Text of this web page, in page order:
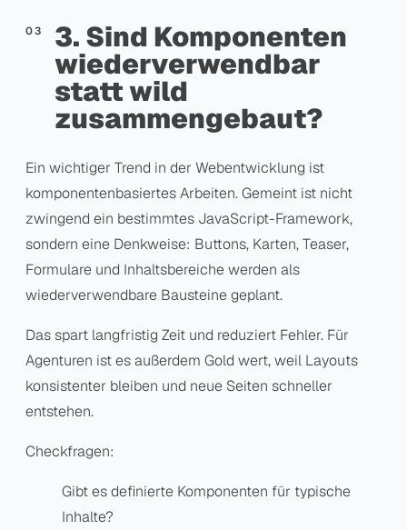
3. Sind Komponenten
wiederverwendbar
statt wild
zusammengebaut?
Ein wichtiger Trend in der Webentwicklung ist
komponentenbasiertes Arbeiten. Gemeint ist nicht
zwingend ein bestimmtes JavaScript-Framework,
sondern eine Denkweise: Buttons, Karten, Teaser,
Formulare und Inhaltsbereiche werden als
wiederverwendbare Bausteine geplant.
Das spart langfristig Zeit und reduziert Fehler. Für
Agenturen ist es außerdem Gold wert, weil Layouts
konsistenter bleiben und neue Seiten schneller
entstehen.
Checkfragen:
Gibt es definierte Komponenten für typische
Inhalte?